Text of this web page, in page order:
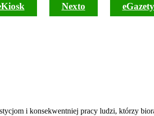
Nexto eGazety
i konsekwentniej pracy ludzi, którzy